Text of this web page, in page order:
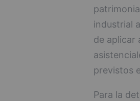
industrial
de aplicar
previstos
Para la